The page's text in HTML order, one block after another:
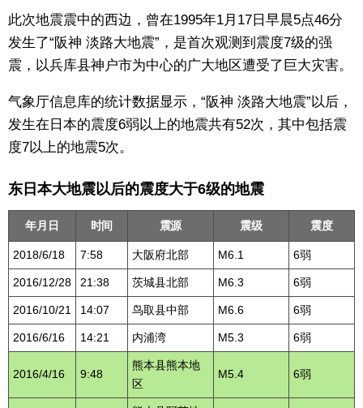
SNS
此次地震震中的西边，曾在1995年1月17日早晨5点46分
发生了“阪神 淡路大地震”，是首次观测到震度7级的强
震，以兵库县神户市为中心的广大地区遭受了巨大灾害。
气象厅信息库的统计数据显示，“阪神 淡路大地震”以后，
发生在日本的震度6弱以上的地震共有52次，其中包括震
度7以上的地震5次。
东日本大地震以后的震度大于6级的地震
年月日 时间 震源 震级 震度
2018/6/18 7:58 大阪府北部 M6.1 6弱
2016/12/28 21:38 茨城县北部 M6.3 6弱
2016/10/21 14:07 鸟取县中部 M6.6 6弱
2016/6/16 14:21 内浦湾 M5.3 6弱
2016/4/16 9:48
熊本县熊本地
区
M5.4 6弱